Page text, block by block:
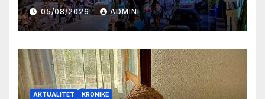
05/08/2026 ADMINI
AKTUALITET KRONIKË